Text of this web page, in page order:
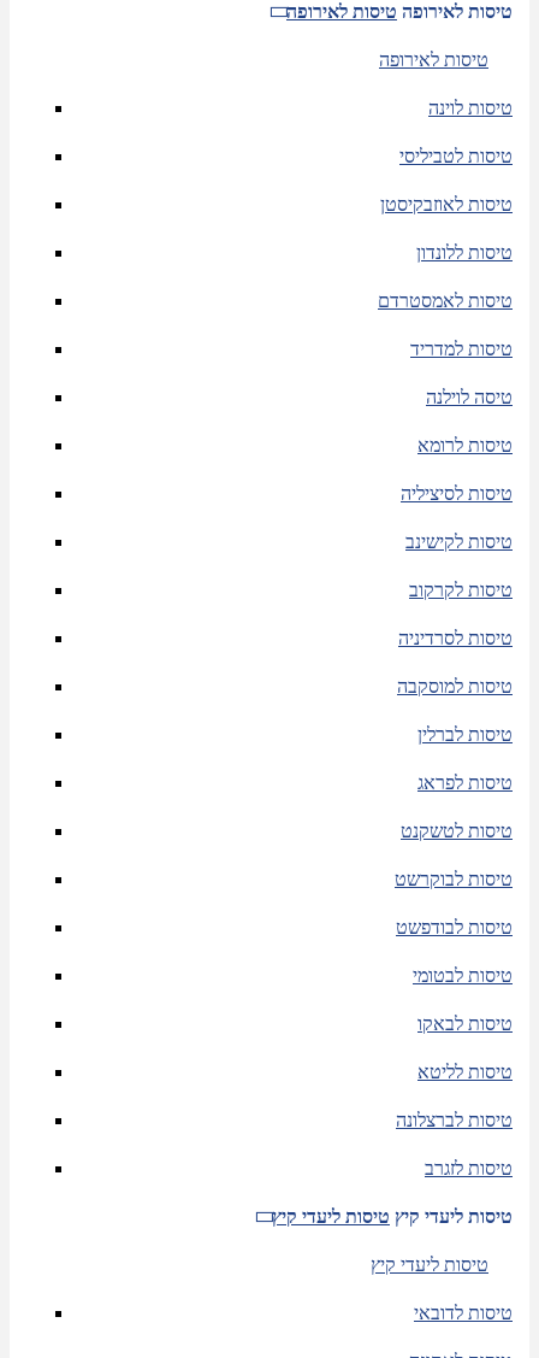
טיסות לאירופה טיסות לאירופה
טיסות לאירופה
טיסות לוינה
טיסות לטביליסי
טיסות לאוזבקיסטן
טיסות ללונדון
טיסות לאמסטרדם
טיסות למדריד
טיסה לוילנה
טיסות לרומא
טיסות לסיציליה
טיסות לקישינב
טיסות לקרקוב
טיסות לסרדיניה
טיסות למוסקבה
טיסות לברלין
טיסות לפראג
טיסות לטשקנט
טיסות לבוקרשט
טיסות לבודפשט
טיסות לבטומי
טיסות לבאקו
טיסות לליטא
טיסות לברצלונה
טיסות לזגרב
טיסות ליעדי קיץ טיסות ליעדי קיץ
טיסות ליעדי קיץ
טיסות לדובאי